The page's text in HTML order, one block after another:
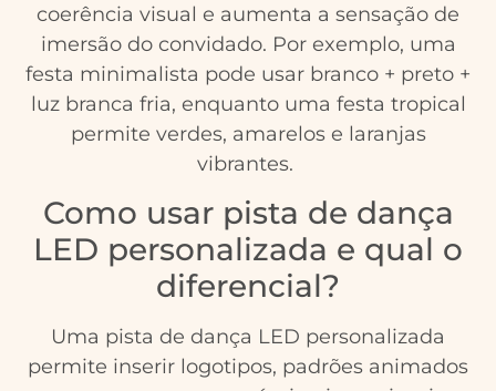
coerência visual e aumenta a sensação de
imersão do convidado. Por exemplo, uma
festa minimalista pode usar branco + preto +
luz branca fria, enquanto uma festa tropical
permite verdes, amarelos e laranjas
vibrantes.
Como usar pista de dança
LED personalizada e qual o
diferencial?
Uma pista de dança LED personalizada
permite inserir logotipos, padrões animados